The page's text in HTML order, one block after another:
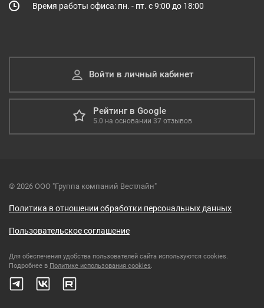
Время работы офиса: пн. - пт. с 9:00 до 18:00
Войти в личный кабинет
Рейтинг в Google
5.0 на основании 37отзывов
© 2026 ООО "Группа компаний Вестлайн"
Политика в отношении обработки персональных данных
Пользовательское соглашение
Для обеспечения удобства пользователей сайта используются cookies.
Подробнее в Политике использования cookies.